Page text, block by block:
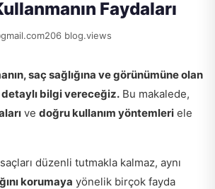
Faydaları
206 blog.views
saç sağlığına ve görünümüne olan
detaylı bilgi vereceğiz. Bu makalede,
ve doğru kullanım yöntemleri ele
düzenli tutmakla kalmaz, aynı
korumaya yönelik birçok fayda